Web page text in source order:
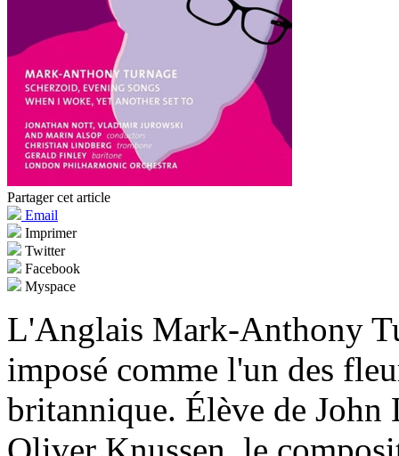
Partager cet article
Email
Imprimer
Twitter
Facebook
Myspace
L'Anglais Mark-Anthony
imposé comme l'un des
britannique. Élève de